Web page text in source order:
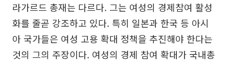
라가르드 총재는 다르다. 그는 여성의 경제참여 활성
화를 줄곧 강조하고 있다. 특히 일본과 한국 등 아시
아 국가들은 여성 고용 확대 정책을 추진해야 한다는
것의 그의 주장이다. 여성의 경제 참여 확대가 국내총